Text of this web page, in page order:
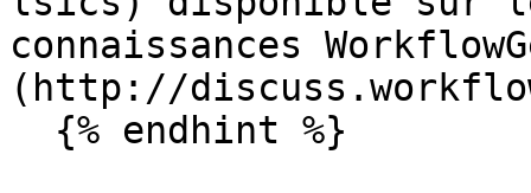
connaissances
(http://